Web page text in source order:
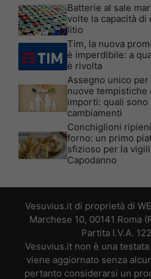
Batterie al sale
volte la capacità di
litio
Tim, la nuova
è imperdibile: a
è rivolta
Assegno unico
nuove tempistiche
importi: quali sono
cambiamenti
Conchiglioni
forno: un primo
sfizioso per la
Capodanno
Vesuvius.it di proprietà di
Marchese 10, 00141 Roma
Partita I.V.A.
Vesuvius.it non è una
viene aggiornato senza
pertanto considerarsi un